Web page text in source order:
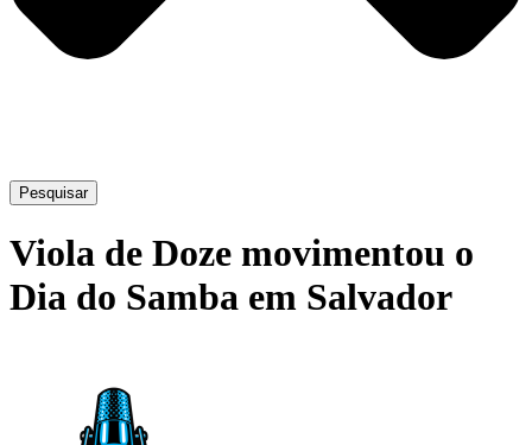
Pesquisar
Viola de Doze movimentou o
Dia do Samba em Salvador